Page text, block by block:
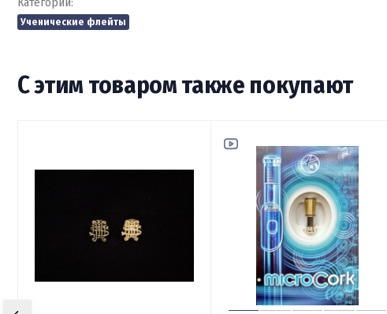
Ученические флейты
С этим товаром также покупают